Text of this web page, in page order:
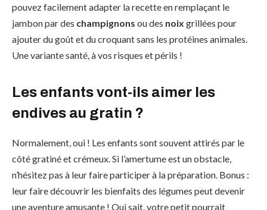
pouvez facilement adapter la recette en remplaçant le
jambon par des champignons ou des noix grillées pour
ajouter du goût et du croquant sans les protéines animales.
Une variante santé, à vos risques et périls !
Les enfants vont-ils aimer les
endives au gratin ?
Normalement, oui ! Les enfants sont souvent attirés par le
côté gratiné et crémeux. Si l’amertume est un obstacle,
n’hésitez pas à leur faire participer à la préparation. Bonus :
leur faire découvrir les bienfaits des légumes peut devenir
une aventure amusante ! Qui sait, votre petit pourrait